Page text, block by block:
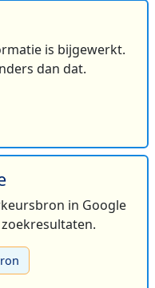
is bijgewerkt.
dan dat.
in Google